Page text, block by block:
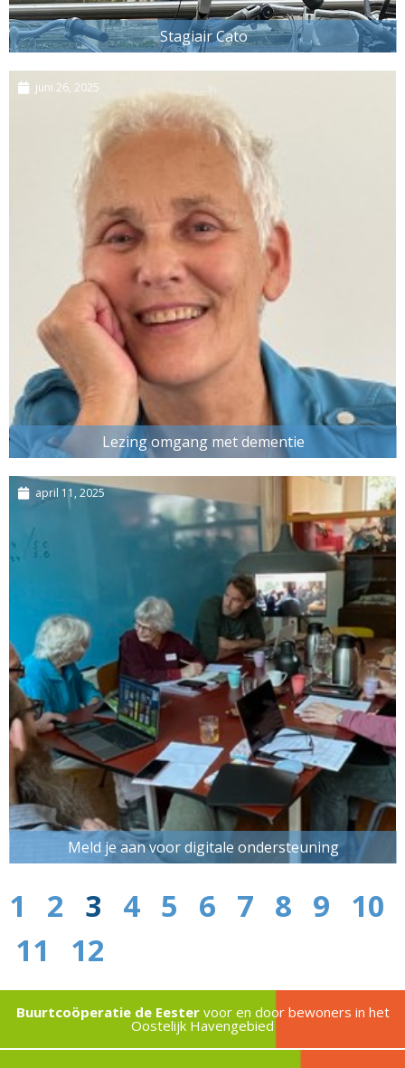
Stagiair Cato
Lezing omgang met dementie
juni 26, 2025
Meld je aan voor digitale ondersteuning
april 11, 2025
1 2 3 4 5 6 7 8 9 10
11
12
Buurtcoöperatie de Eestervoor en door bewoners in het
Oostelijk Havengebied